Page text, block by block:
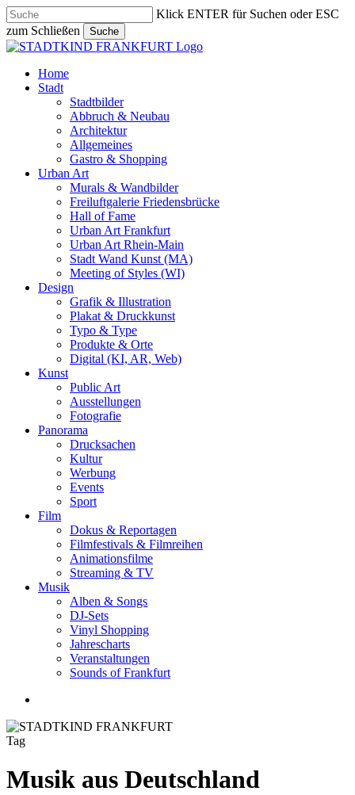
Skip
to
main
content
Klick ENTER für Suchen oder ESC
zum Schließen
Suche
Close
search
Menu
Home
Stadt
Stadtbilder
Abbruch & Neubau
Architektur
Allgemeines
Gastro & Shopping
Urban Art
Murals & Wandbilder
Freiluftgalerie Friedensbrücke
Hall of Fame
Urban Art Frankfurt
Urban Art Rhein-Main
Stadt Wand Kunst (MA)
Meeting of Styles (WI)
Design
Grafik & Illustration
Plakat & Druckkunst
Typo & Type
Produkte & Orte
Digital (KI, AR, Web)
Kunst
Public Art
Ausstellungen
Fotografie
Panorama
Drucksachen
Kultur
Werbung
Events
Sport
Film
Dokus & Reportagen
Filmfestivals & Filmreihen
Animationsfilme
Streaming & TV
Musik
Alben & Songs
DJ-Sets
Vinyl Shopping
Jahrescharts
Veranstaltungen
Sounds of Frankfurt
Tag
Musik aus Deutschland